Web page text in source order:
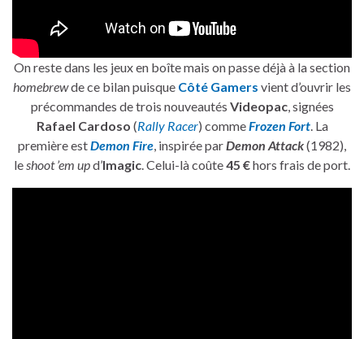
On reste dans les jeux en boîte mais on passe déjà à la section
homebrewde ce bilan puisque Côté Gamers vient d’ouvrir les
précommandes de trois nouveautés Videopac, signées
Rafael Cardoso (Rally Racer) commeFrozen Fort. La
première estDemon Fire , inspirée par Demon Attack(1982),
le shoot ’em upd’Imagic . Celui-là coûte45 €hors frais de port.